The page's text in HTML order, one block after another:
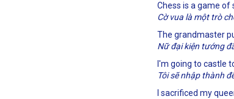
Chess is a game of
Cờ vua là một trò
The grandmaster
Nữ đại kiện tướng
I'm going to castle
Tôi sẽ nhập thành
I sacrificed my